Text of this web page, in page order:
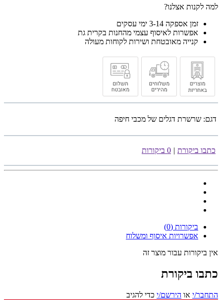
למה לקנות אצלנו?
זמן אספקה 3-14 ימי עסקים
אפשרות לאיסוף עצמי מהחנות בקרית גת
קנייה מאובטחת ושירות לקוחות מעולה
דגם: שרשרת דגלים של מכבי חיפה
כתבו ביקורת | 0 ביקורות
ביקורות (0)
אפשרויות איסוף ומשלוח
אין ביקורות עבור מוצר זה
כתבו ביקורת
התחבר/י או הירשם/י כדי להגיב